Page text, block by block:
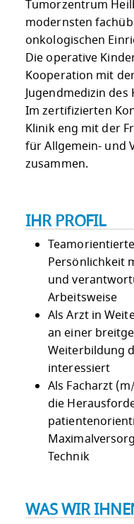
Tumorzentrum
modernsten
onkologischen
Die operative
Kooperation mit
Jugendmedizin des
Im zertifizierten
Klinik eng mit der
für Allgemein- und
zusammen.
IHR PROFIL
Persönlichkeit
und
Arbeitsweise
Als Arzt in
an einer
Weiterbildung
interessiert
Als Facharzt
die
Technik
WAS WIR